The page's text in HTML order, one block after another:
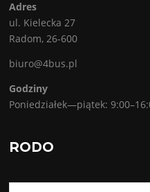
Adres
ul. Kielecka 27
Radom, 26-600
biuro@4bus.pl
Godziny
Poniedziałek—piątek:
RODO